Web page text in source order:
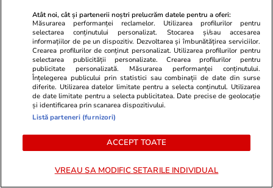
Horoscop
Horoscop 25 iulie 2026.
Balanțele pot descoperi că au
resurse nebănuite, când au
impresia că nu vor mai scăpa de
probleme
Vacanțe și Cultură 24 iul.
Cum să călătoreşti doar cu
Atât noi, cât și partenerii noștri prelucrăm datele pentru a oferi:
Măsurarea performanței reclamelor. Utilizarea profilurilor pentru
selectarea conținutului personalizat. Stocarea și/sau accesarea
informațiilor de pe un dispozitiv. Dezvoltarea și îmbunătățirea serviciilor.
Crearea profilurilor de conținut personalizat. Utilizarea profilurilor pentru
selectarea publicității personalizate. Crearea profilurilor pentru
publicitate personalizată. Măsurarea performanței conținutului.
Înțelegerea publicului prin statistici sau combinații de date din surse
diferite. Utilizarea datelor limitate pentru a selecta conținutul. Utilizarea
de date limitate pentru a selecta publicitatea. Date precise de geolocație
și identificarea prin scanarea dispozitivului.
Listă parteneri (furnizori)
ACCEPT TOATE
VREAU SA MODIFIC SETARILE INDIVIDUAL